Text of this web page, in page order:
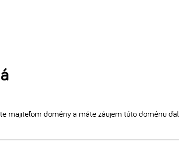
majiteľom domény a máte záujem túto doménu